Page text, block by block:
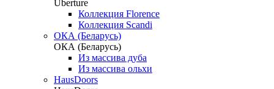
Uberture
Коллекция Florence
Коллекция Scandi
ОКА (Беларусь)
ОКА (Беларусь)
Из массива дуба
Из массива ольхи
HausDoors